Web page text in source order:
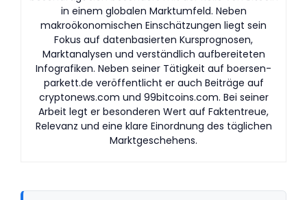
in einem globalen Marktumfeld. Neben
makroökonomischen Einschätzungen liegt sein
Fokus auf datenbasierten Kursprognosen,
Marktanalysen und verständlich aufbereiteten
Infografiken. Neben seiner Tätigkeit auf boersen-
parkett.de veröffentlicht er auch Beiträge auf
cryptonews.com und 99bitcoins.com. Bei seiner
Arbeit legt er besonderen Wert auf Faktentreue,
Relevanz und eine klare Einordnung des täglichen
Marktgeschehens.